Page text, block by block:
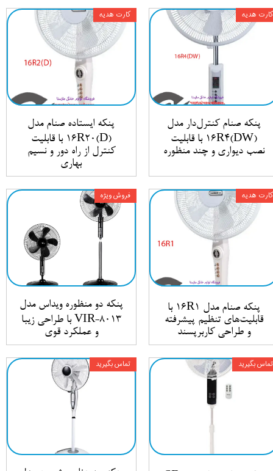
پنکه صنام کنترل‌دار مدل
16R4(DW) با قابلیت
نصب دیواری و چند منظوره
کارت هدیه
پنکه ایستاده صنام مدل
16R20(D) با قابلیت
کنترل از راه دور و نسیم
بهاری
کارت هدیه
پنکه صنام مدل 16R1 با
قابلیت‌های تنظیم پیشرفته
و طراحی کاربرپسند
کارت هدیه
پنکه دو منظوره ویداس مدل
VIR-8013 با طراحی زیبا
و عملکرد قوی
فروش ویژه
تماس بگیرید تماس بگیرید